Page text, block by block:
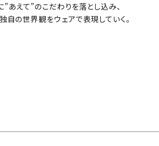
”あえて”のこだわりを落とし込み、
自の世界観をウェアで表現していく。